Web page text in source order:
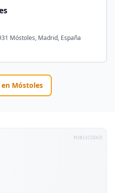
Móstoles, Madrid, España
Móstoles
PUBLICIDAD